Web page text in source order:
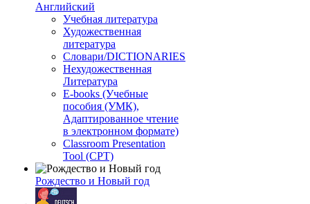
Английский
Учебная литература
Художественная
литература
Словари/DICTIONARIES
Нехудожественная
Литература
E-books (Учебные
пособия (УМК),
Адаптированное чтение
в электронном формате)
Classroom Presentation
Tool (CPT)
Рождество и Новый год